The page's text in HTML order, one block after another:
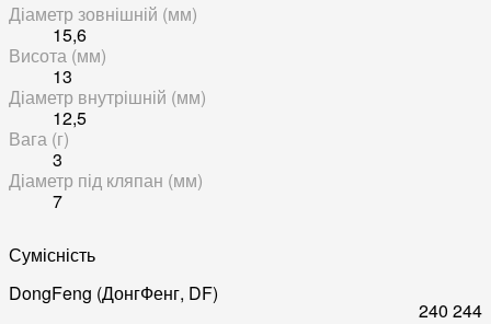
Діаметр зовнішній (мм)
15,6
Висота (мм)
13
Діаметр внутрішній (мм)
12,5
Вага (г)
3
Діаметр під кляпан (мм)
7
Сумісність
DongFeng (ДонгФенг, DF)
240 244